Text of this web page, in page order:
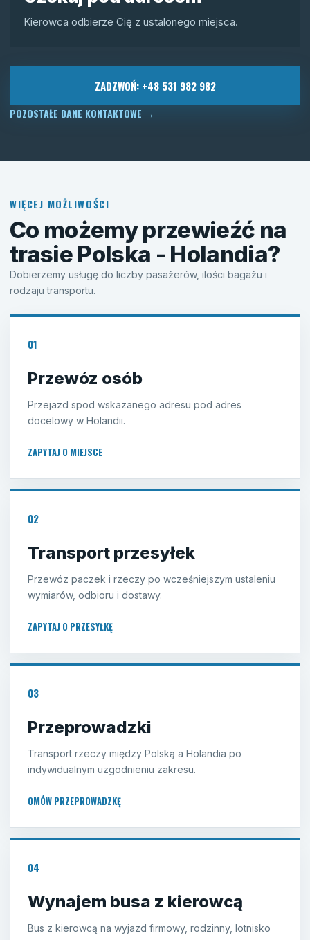
Kierowca odbierze Cię z ustalonego miejsca.
ZADZWOŃ: +48 531 982 982
POZOSTAŁE DANE KONTAKTOWE →
WIĘCEJ MOŻLIWOŚCI
Co możemy przewieźć na
trasie Polska - Holandia?
Dobierzemy usługę do liczby pasażerów, ilości bagażu i
rodzaju transportu.
01
Przewóz osób
Przejazd spod wskazanego adresu pod adres
docelowy w Holandii.
ZAPYTAJ O MIEJSCE
02
Transport przesyłek
Przewóz paczek i rzeczy po wcześniejszym ustaleniu
wymiarów, odbioru i dostawy.
ZAPYTAJ O PRZESYŁKĘ
03
Przeprowadzki
Transport rzeczy między Polską a Holandia po
indywidualnym uzgodnieniu zakresu.
OMÓW PRZEPROWADZKĘ
04
Wynajem busa z kierowcą
Bus z kierowcą na wyjazd firmowy, rodzinny, lotnisko